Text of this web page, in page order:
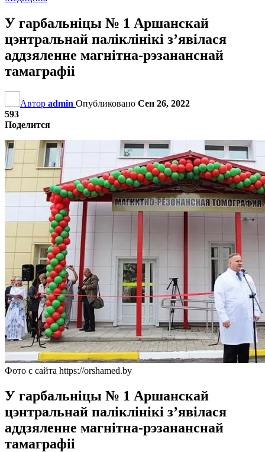
У гарбальніцы № 1 Аршанскай
цэнтральнай паліклінікі з’явілася
аддзяленне магнітна-рэзананснай
тамаграфіі
Автор admin Опубликовано Сен 26, 2022
593
Поделится
Фото с сайта https://orshamed.by
У гарбальніцы № 1 Аршанскай
цэнтральнай паліклінікі з’явілася
аддзяленне магнітна-рэзананснай
тамаграфіі